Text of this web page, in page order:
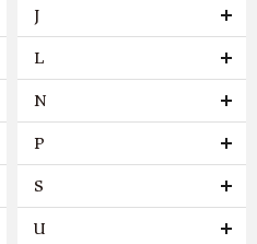
J
L
N
P
S
U